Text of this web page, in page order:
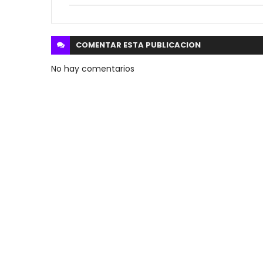
COMENTAR ESTA PUBLICACION
No hay comentarios